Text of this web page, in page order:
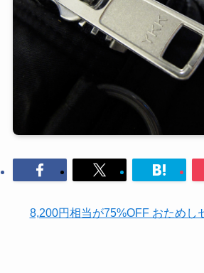
8,200円相当が75%OFF おためし